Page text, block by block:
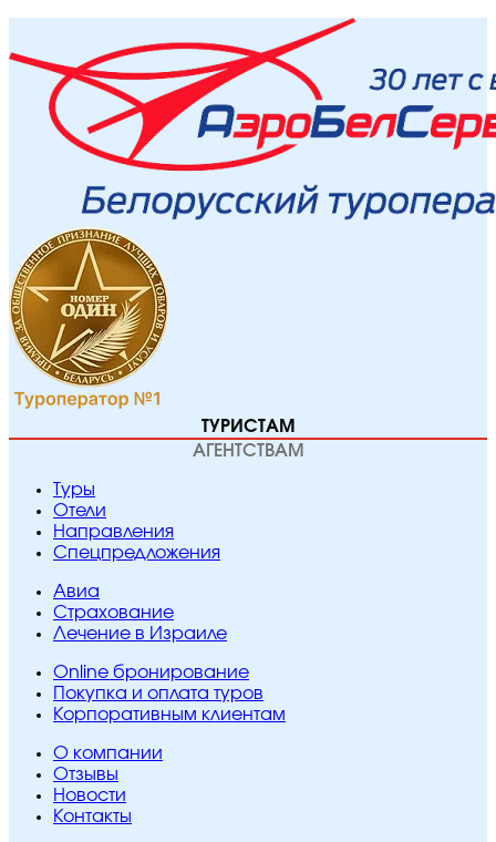
ТУРИСТАМ
АГЕНТСТВАМ
Туры
Отели
Направления
Спецпредложения
Авиа
Страхование
Лечение в Израиле
Online бронирование
Покупка и оплата туров
Корпоративным клиентам
O компании
Отзывы
Новости
Контакты